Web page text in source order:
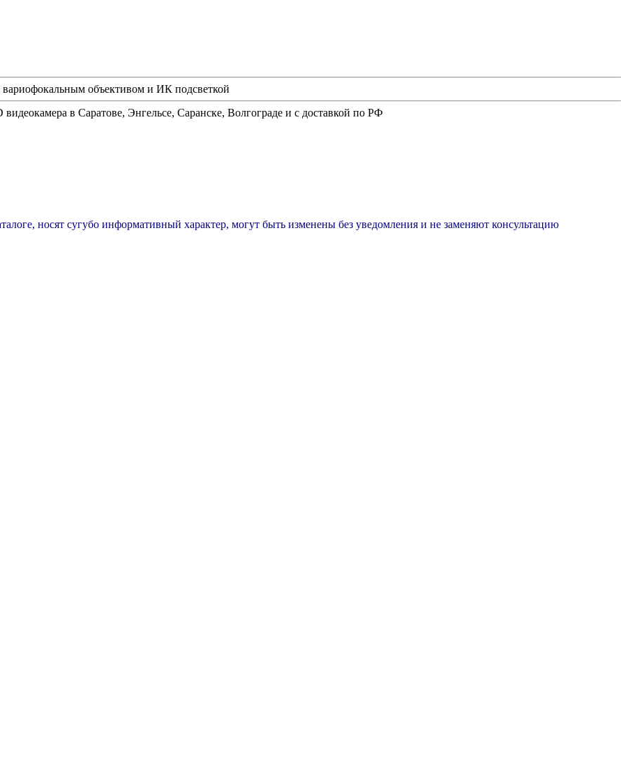
объективом и ИК подсветкой
в Саратове, Энгельсе, Саранске, Волгограде и с доставкой по РФ
носят сугубо информативный характер, могут быть изменены без уведомления и не заменяют консультацию